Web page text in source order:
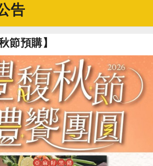
瓊
元家企業股份有限公司
野生秋鮭菲力(元家)-250g
告
節預購】